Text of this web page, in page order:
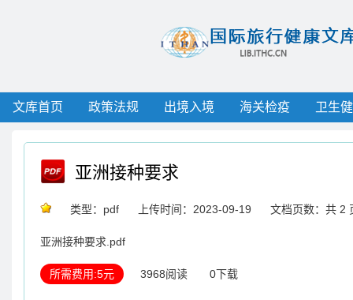
文库首页 政策法规 出境入境 海关检疫 卫生
亚洲接种要求
类型：pdf 上传时间：2023-09-19 文档页数：共 2
亚洲接种要求.pdf
所需费用:5元 3968阅读 0下载